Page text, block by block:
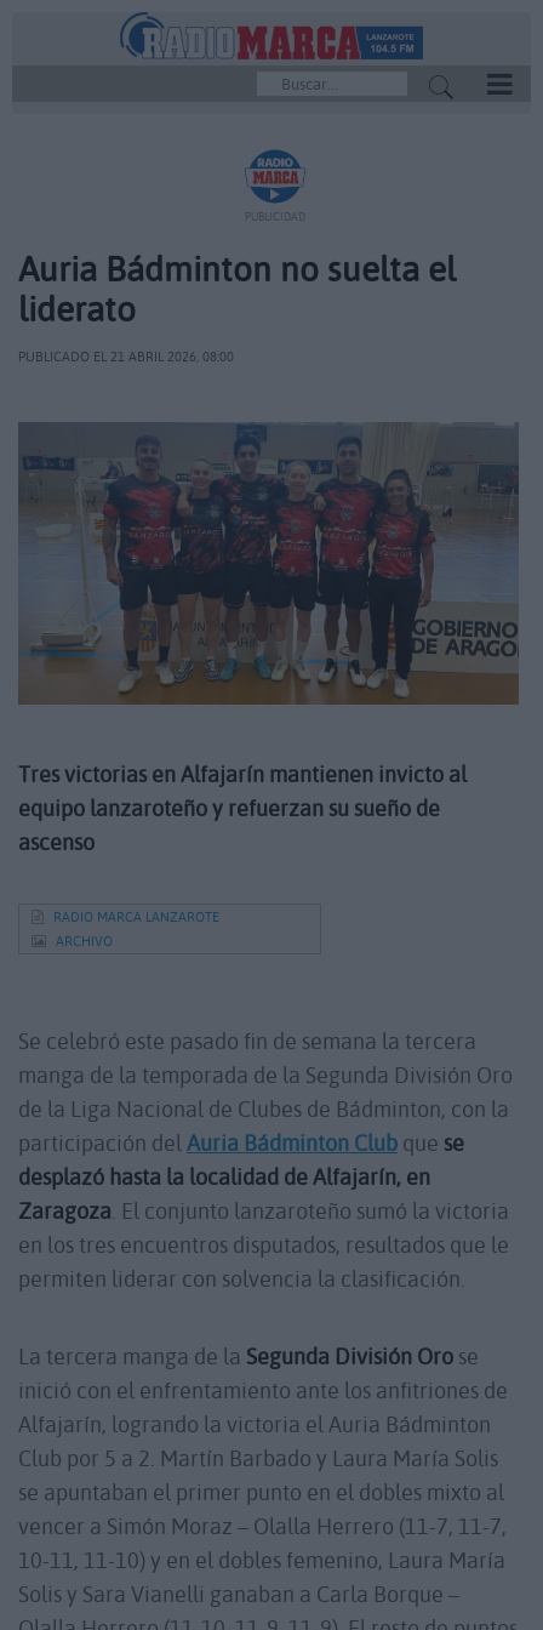
PUBLICIDAD
Auria Bádminton no suelta el
liderato
PUBLICADO EL 21 ABRIL 2026, 08:00
Tres victorias en Alfajarín mantienen invicto al
equipo lanzaroteño y refuerzan su sueño de
ascenso
RADIO MARCA LANZAROTE
ARCHIVO
Se celebró este pasado fin de semana la tercera
manga de la temporada de la Segunda División Oro
de la Liga Nacional de Clubes de Bádminton, con la
participación delAuria Bádminton Club que se
desplazó hasta la localidad de Alfajarín, en
Zaragoza. El conjunto lanzaroteño sumó la victoria
en los tres encuentros disputados, resultados que le
permiten liderar con solvencia la clasificación.
La tercera manga de la Segunda División Oro se
inició con el enfrentamiento ante los anfitriones de
Alfajarín, logrando la victoria el Auria Bádminton
Club por 5 a 2. Martín Barbado y Laura María Solis
se apuntaban el primer punto en el dobles mixto al
vencer a Simón Moraz – Olalla Herrero (11-7, 11-7,
10-11, 11-10) y en el dobles femenino, Laura María
Solis y Sara Vianelli ganaban a Carla Borque –